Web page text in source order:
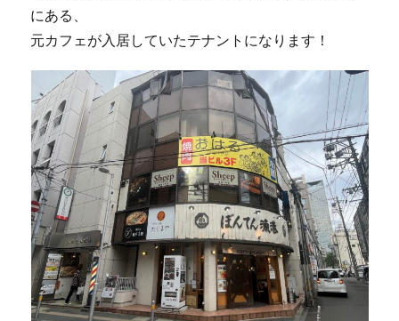
にある、
元カフェが入居していたテナントになります！